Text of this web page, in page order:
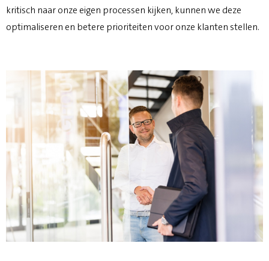
kritisch naar onze eigen processen kijken, kunnen we deze
optimaliseren en betere prioriteiten voor onze klanten stellen.